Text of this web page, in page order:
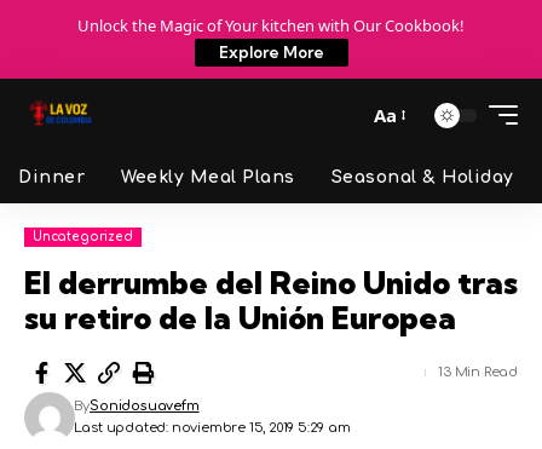
Unlock the Magic of Your kitchen with Our Cookbook!
Explore More
Aa
Dinner Weekly Meal Plans Seasonal & Holiday
Uncategorized
El derrumbe del Reino Unido tras
su retiro de la Unión Europea
Last updated: noviembre 15, 2019 5:29 am
BySonidosuavefm
13 Min Read